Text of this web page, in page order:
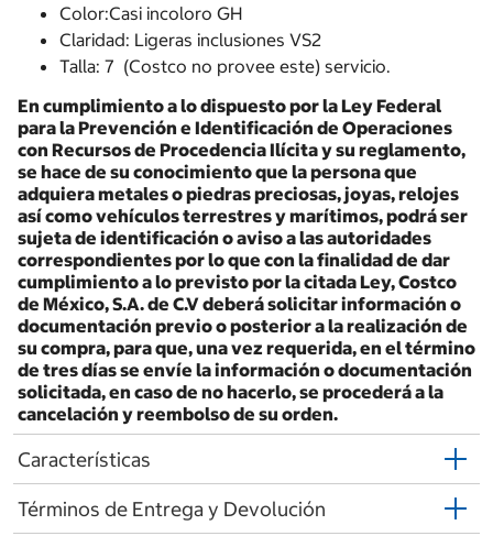
Color:Casi incoloro GH
Claridad: Ligeras inclusiones VS2
Talla: 7 (Costco no provee este) servicio.
En cumplimiento a lo dispuesto por la Ley Federal
para la Prevención e Identificación de Operaciones
con Recursos de Procedencia Ilícita y su reglamento,
se hace de su conocimiento que la persona que
adquiera metales o piedras preciosas, joyas, relojes
así como vehículos terrestres y marítimos, podrá ser
sujeta de identificación o aviso a las autoridades
correspondientes por lo que con la finalidad de dar
cumplimiento a lo previsto por la citada Ley, Costco
de México, S.A. de C.V deberá solicitar información o
documentación previo o posterior a la realización de
su compra, para que, una vez requerida, en el término
de tres días se envíe la información o documentación
solicitada, en caso de no hacerlo, se procederá a la
cancelación y reembolso de su orden.
Características
Términos de Entrega y Devolución